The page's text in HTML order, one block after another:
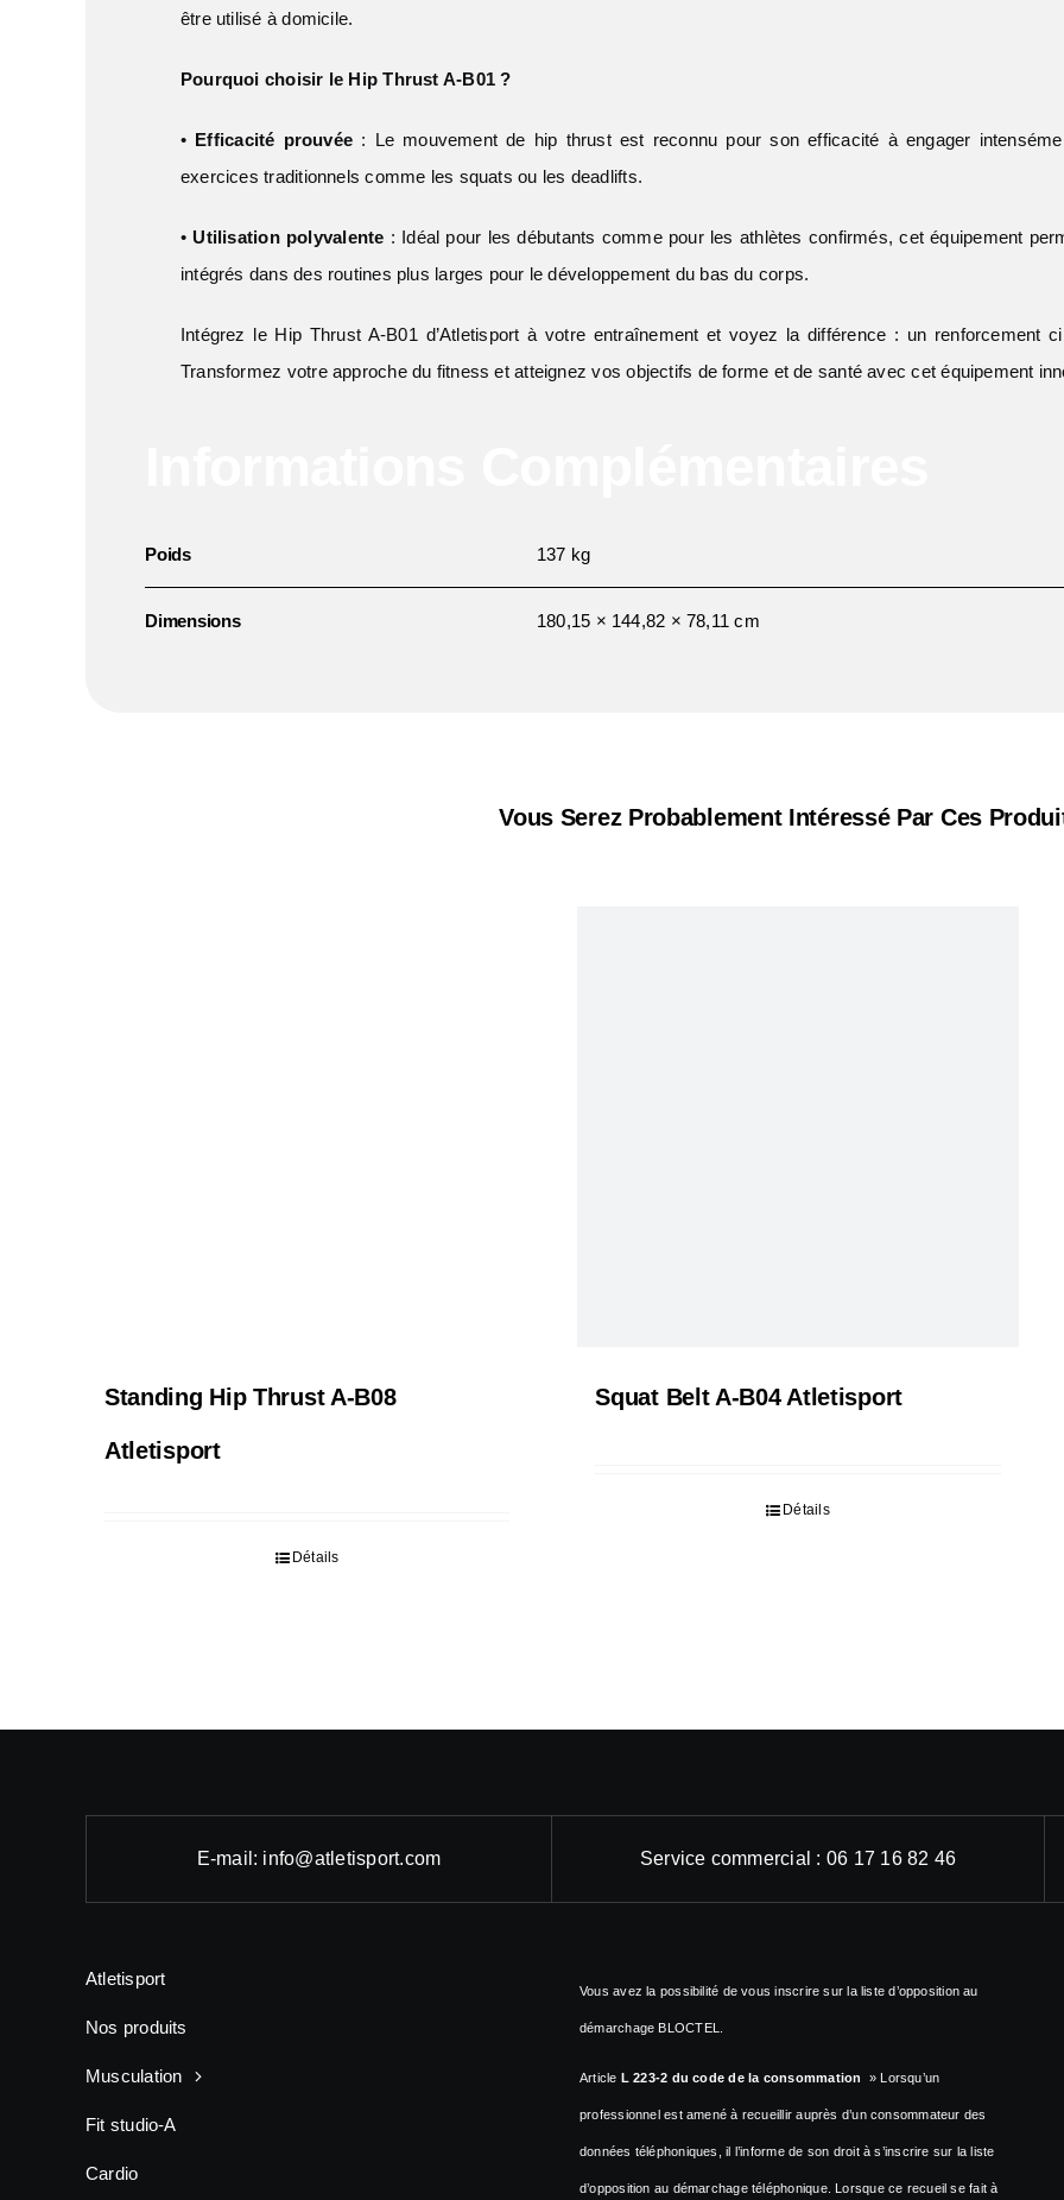
être utilisé à domicile.
Pourquoi choisir le Hip Thrust A-B01 ?
• Efficacité prouvée : Le mouvement de hip thrust est reconnu pour son efficacité à engager
exercices traditionnels comme les squats ou les deadlifts.
• Utilisation polyvalente : Idéal pour les débutants comme pour les athlètes confirmés, cet équipement
intégrés dans des routines plus larges pour le développement du bas du corps.
Intégrez le Hip Thrust A-B01 d’Atletisport à votre entraînement et voyez la différence : un renforcement
Transformez votre approche du fitness et atteignez vos objectifs de forme et de santé avec cet équipement
Poids 137 kg
Dimensions 180,15 × 144,82 × 78,11 cm
Vous Serez Probablement Intéressé Par Ces
Standing Hip Thrust A-B08
Atletisport
Détails
Squat Belt A-B04 Atletisport
Détails
E-mail: info@atletisport.com Service commercial : 06 17 16 82 46
Atletisport
Nos produits
Musculation
Fit studio-A
Cardio
Vous avez la possibilité de vous inscrire sur la liste d’opposition au
démarchage BLOCTEL.
Article L 223-2 du code de la consommation » Lorsqu’un
professionnel est amené à recueillir auprès d’un consommateur des
données téléphoniques, il l’informe de son droit à s’inscrire sur la liste
d’opposition au démarchage téléphonique. Lorsque ce recueil se fait à